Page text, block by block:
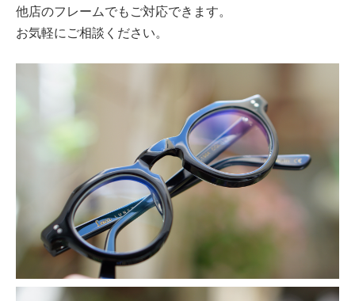
他店のフレームでもご対応できます。
お気軽にご相談ください。